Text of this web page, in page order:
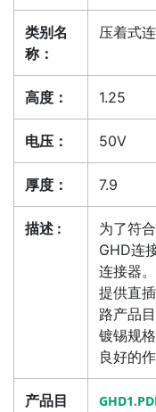
类别名
称：
压着式
高度： 1.25
电压： 50V
厚度： 7.9
描述 :
为了符
GHD连
连接器。
提供直
路产品
镀锡规
良好的
产品目